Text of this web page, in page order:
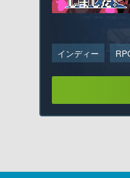
インディー